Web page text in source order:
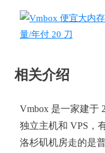
相关介绍
Vmbox 是一家建于
独立主机和 VPS，
洛杉矶机房走的是